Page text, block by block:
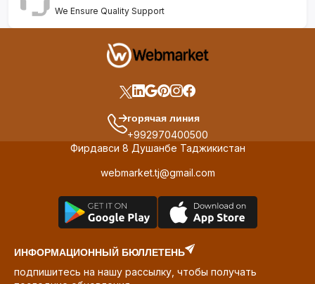
We Ensure Quality Support
горячая линия
+992970400500
Фирдавси 8 Душанбе Таджикистан
webmarket.tj@gmail.com
ИНФОРМАЦИОННЫЙ БЮЛЛЕТЕНЬ
подпишитесь на нашу рассылку, чтобы получать